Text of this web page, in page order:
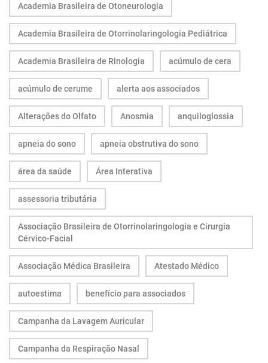
Academia Brasileira de Otoneurologia
Academia Brasileira de Otorrinolaringologia Pediátrica
Academia Brasileira de Rinologia acúmulo de cera
acúmulo de cerume alerta aos associados
Alterações do Olfato Anosmia anquiloglossia
apneia do sono apneia obstrutiva do sono
área da saúde Área Interativa
assessoria tributária
Associação Brasileira de Otorrinolaringologia e Cirurgia
Cérvico-Facial
Associação Médica Brasileira Atestado Médico
autoestima benefício para associados
Campanha da Lavagem Auricular
Campanha da Respiração Nasal